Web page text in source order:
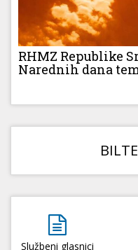
RHMZ Republike
Narednih dana
Službeni glasnici